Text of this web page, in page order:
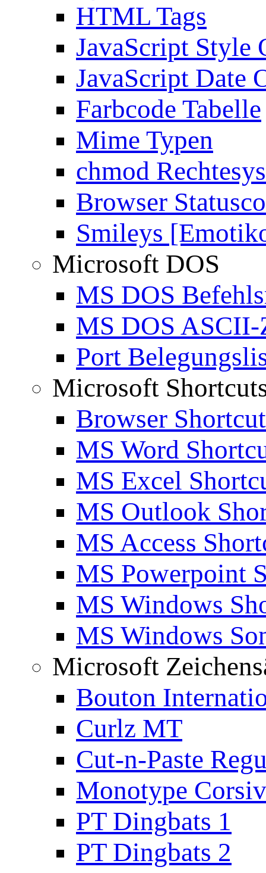
HTML Tags
JavaScript Style
JavaScript Date
Farbcode Tabelle
Mime Typen
chmod
Browser
Smileys
Microsoft DOS
MS DOS
MS DOS ASCII-
Port
Microsoft
Browser
MS Word
MS Excel
MS Outlook
MS Access
MS Powerpoint
MS Windows
MS Windows
Microsoft
Bouton
Curlz MT
Cut-n-Paste
Monotype
PT Dingbats 1
PT Dingbats 2